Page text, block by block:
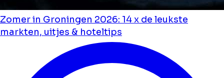
Zomer in Groningen 2026: 14 x de leukste
markten, uitjes & hoteltips